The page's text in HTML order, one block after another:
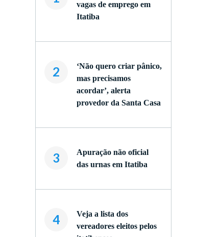
vagas de emprego em
Itatiba
2
‘Não quero criar pânico,
mas precisamos
acordar’, alerta
provedor da Santa Casa
3
Apuração não oficial
das urnas em Itatiba
4
Veja a lista dos
vereadores eleitos pelos